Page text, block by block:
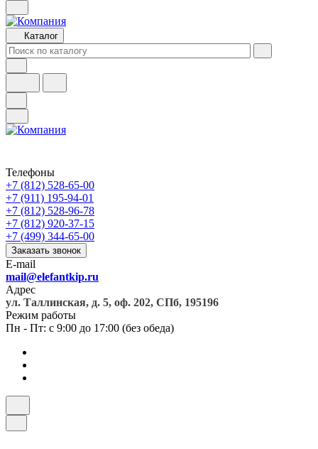
Каталог
Телефоны
+7 (812) 528-65-00
+7 (911) 195-94-01
+7 (812) 528-96-78
+7 (812) 920-37-15
+7 (499) 344-65-00
Заказать звонок
E-mail
mail@elefantkip.ru
Адрес
ул. Таллинская, д. 5, оф. 202, СПб, 195196
Режим работы
Пн - Пт: с 9:00 до 17:00 (без обеда)